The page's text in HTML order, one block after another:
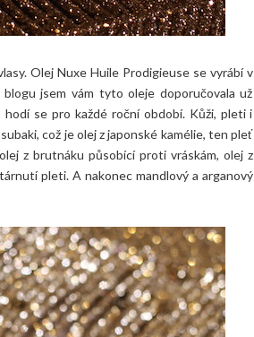
Olej Nuxe Huile Prodigieuse se vyrábí v
jsem vám tyto oleje doporučovala už
se pro každé roční období. Kůži, pleti i
což je olej z japonské kamélie, ten pleť
z brutnáku působící proti vráskám, olej z
pleti. A nakonec mandlový a arganový